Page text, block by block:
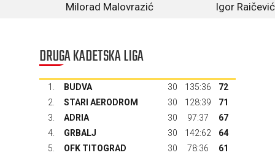
Milorad Malovrazić
Igor Raičević
DRUGA KADETSKA LIGA
1. BUDVA 30 135:36
72
2.
STARI AERODROM 30 128:39
71
3.
ADRIA 30 97:37
67
4.
GRBALJ 30 142:62
64
5.
OFK TITOGRAD 30 78:36
61